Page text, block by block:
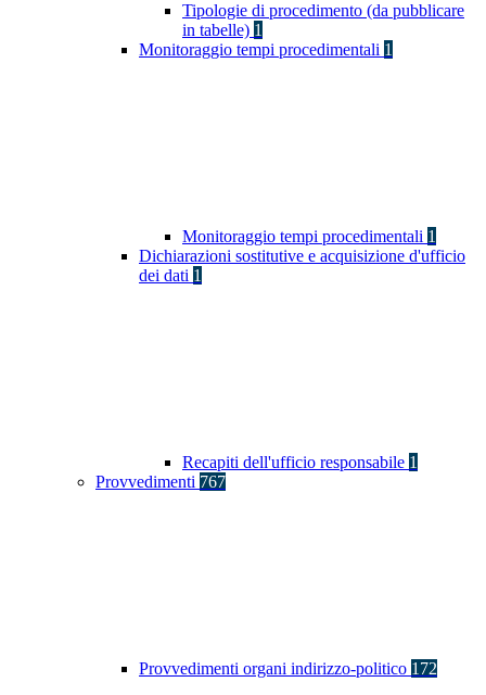
Tipologie di procedimento (da pubblicare
in tabelle) 1
Monitoraggio tempi procedimentali 1
Monitoraggio tempi procedimentali 1
Dichiarazioni sostitutive e acquisizione d'ufficio
dei dati 1
Recapiti dell'ufficio responsabile 1
Provvedimenti 767
Provvedimenti organi indirizzo-politico 172